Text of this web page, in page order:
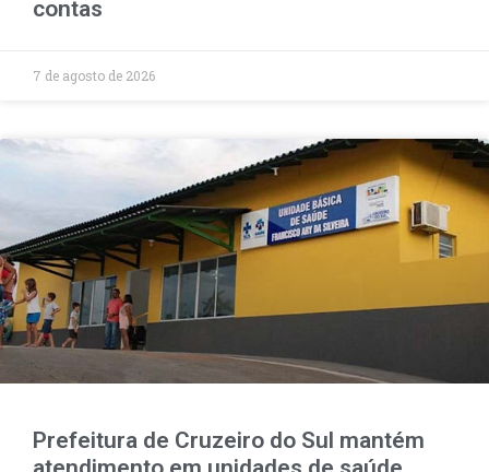
contas
7 de agosto de 2026
Prefeitura de Cruzeiro do Sul mantém